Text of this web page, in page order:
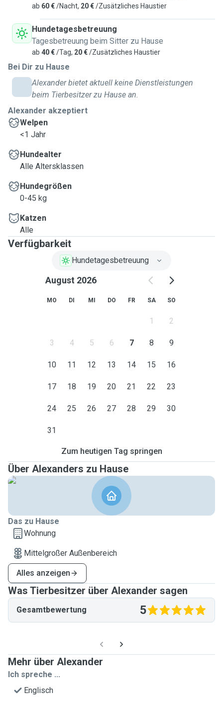
ab 60 €/Nacht, 20 €/Zusätzliches Haustier
Hundetagesbetreuung
Tagesbetreuung beim Sitter zu Hause
ab 40 €/Tag, 20 €/Zusätzliches Haustier
Bei Dir zu Hause
Alexander bietet aktuell keine Dienstleistungen
beim Tierbesitzer zu Hause an.
Alexander akzeptiert
Welpen
<1 Jahr
Hundealter
Alle Altersklassen
Hundegrößen
0-45 kg
Katzen
Alle
Verfügbarkeit
Hundetagesbetreuung
August 2026
MO DI MI DO FR SA SO
1 2
3 4 5 6 7 8 9
10 11 12 13 14 15 16
17 18 19 20 21 22 23
24 25 26 27 28 29 30
31
Zum heutigen Tag springen
Über Alexanders zu Hause
Das zu Hause
Wohnung
Mittelgroßer Außenbereich
Alles anzeigen
Was Tierbesitzer über Alexander sagen
Gesamtbewertung 5
Mehr über Alexander
Ich spreche ...
Englisch